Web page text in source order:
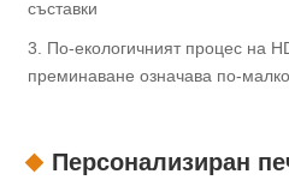
съставки
3. По-екологичният процес на
преминаване означава по-
Персонализиран